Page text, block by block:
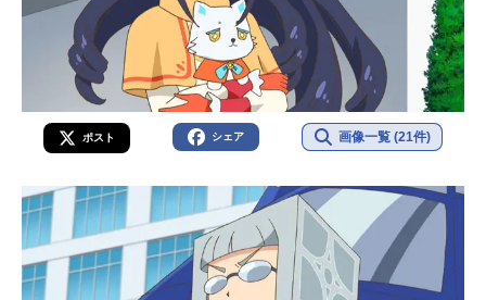
ポスト シェア 画像一覧 (21件)